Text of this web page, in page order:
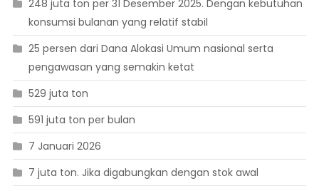
248 juta ton per 31 Desember 2025. Dengan kebutuhan
konsumsi bulanan yang relatif stabil
25 persen dari Dana Alokasi Umum nasional serta
pengawasan yang semakin ketat
529 juta ton
591 juta ton per bulan
7 Januari 2026
7 juta ton. Jika digabungkan dengan stok awal